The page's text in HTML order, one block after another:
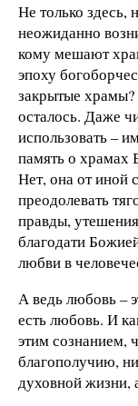
Не только здесь,
неожиданно
кому мешают
эпоху
закрытые
осталось. Даже
использовать –
память о храмах
Нет, она от иной
преодолевать
правды,
благодати
любви в
А ведь любовь –
есть любовь. И
этим сознанием,
благополучию,
духовной жизни,